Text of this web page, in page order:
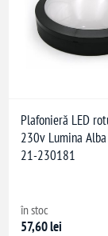
Plafonieră LED
230v Lumina
21-230181
în stoc
57,60 lei